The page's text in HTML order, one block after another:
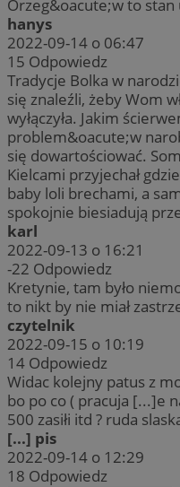
Orzeg&oacute;w to stan
hanys
2022-09-14 o 06:47
15 Odpowiedz
Tradycje Bolka w
się znaleźli, żeby Wom
wyłączyła. Jakim
problem&oacute;w
się dowartościować.
Kielcami przyjechał
baby loli brechami, a
spokojnie biesiadują
karl
2022-09-13 o 16:21
-22 Odpowiedz
Kretynie, tam było
to nikt by nie miał
czytelnik
2022-09-15 o 10:19
14 Odpowiedz
Widac kolejny patus z
bo po co ( pracuja [...]e
500 zasiłi itd ? ruda
[...] pis
2022-09-14 o 12:29
18 Odpowiedz